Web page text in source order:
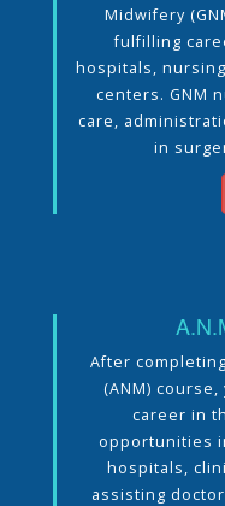
Midwifery
fulfilling
hospitals,
centers. GNM
care,
in
After
(ANM)
career in
opportunities
hospitals,
assisting